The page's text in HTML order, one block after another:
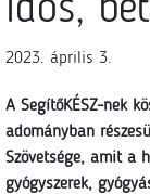
Idős,
2023. április 3.
A SegítőKÉSZ-nek
adományban
Szövetsége, amit a
gyógyszerek,